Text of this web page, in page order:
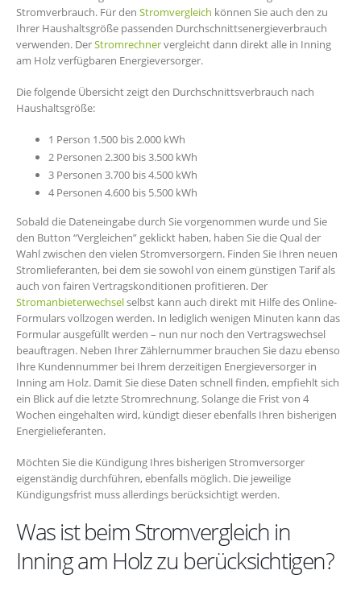
Stromverbrauch. Für den Stromvergleich können Sie auch den zu
Ihrer Haushaltsgröße passenden Durchschnittsenergieverbrauch
verwenden. DerStromrechnervergleicht dann direkt alle in Inning
am Holz verfügbaren Energieversorger.
Die folgende Übersicht zeigt den Durchschnittsverbrauch nach
Haushaltsgröße:
1 Person 1.500 bis 2.000 kWh
2 Personen 2.300 bis 3.500 kWh
3 Personen 3.700 bis 4.500 kWh
4 Personen 4.600 bis 5.500 kWh
Sobald die Dateneingabe durch Sie vorgenommen wurde und Sie
den Button “Vergleichen” geklickt haben, haben Sie die Qual der
Wahl zwischen den vielen Stromversorgern. Finden Sie Ihren neuen
Stromlieferanten, bei dem sie sowohl von einem günstigen Tarif als
auch von fairen Vertragskonditionen profitieren. Der
Stromanbieterwechselselbst kann auch direkt mit Hilfe des Online-
Formulars vollzogen werden. In lediglich wenigen Minuten kann das
Formular ausgefüllt werden – nun nur noch den Vertragswechsel
beauftragen. Neben Ihrer Zählernummer brauchen Sie dazu ebenso
Ihre Kundennummer bei Ihrem derzeitigen Energieversorger in
Inning am Holz. Damit Sie diese Daten schnell finden, empfiehlt sich
ein Blick auf die letzte Stromrechnung. Solange die Frist von 4
Wochen eingehalten wird, kündigt dieser ebenfalls Ihren bisherigen
Energielieferanten.
Möchten Sie die Kündigung Ihres bisherigen Stromversorger
eigenständig durchführen, ebenfalls möglich. Die jeweilige
Kündigungsfrist muss allerdings berücksichtigt werden.
Was ist beim Stromvergleich in
Inning am Holz zu berücksichtigen?